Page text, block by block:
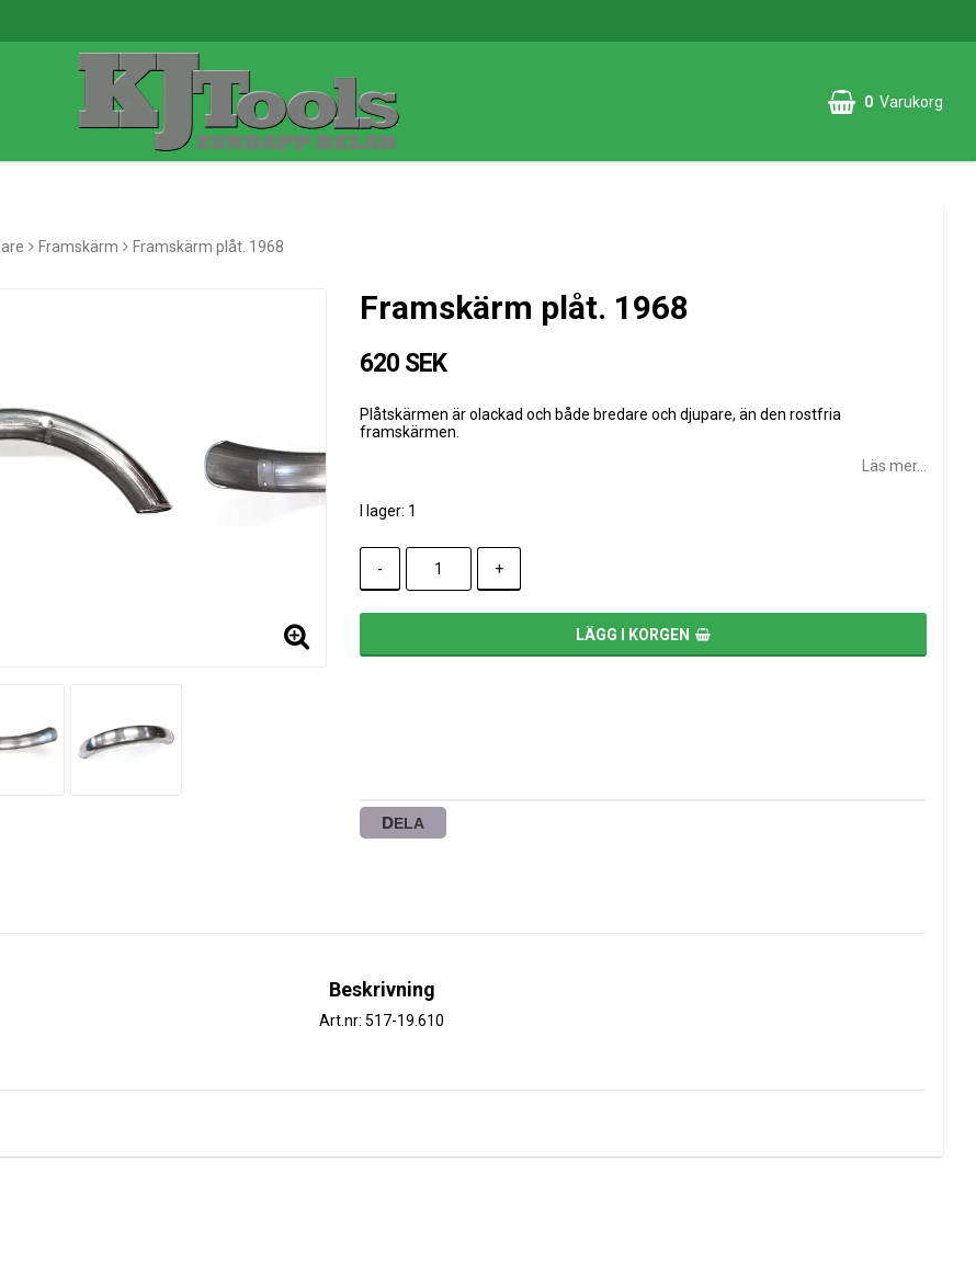
0 Varukorg
Framskärm Framskärm plåt. 1968
Framskärm plåt. 1968
620 SEK
Plåtskärmen är olackad och både bredare och djupare, än den rostfria
framskärmen.
Läs mer...
I lager: 1
- +
LÄGG I KORGEN
DELA
Beskrivning
Art.nr: 517-19.610